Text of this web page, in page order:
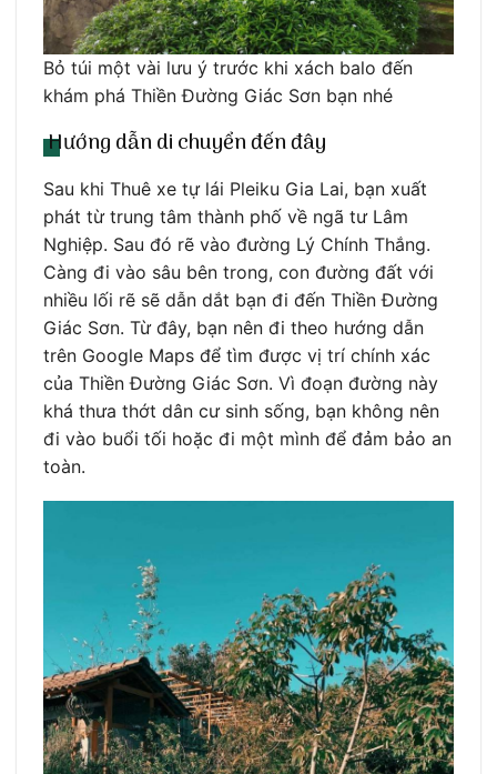
Bỏ túi một vài lưu ý trước khi xách balo đến
khám phá Thiền Đường Giác Sơn bạn nhé
Hướng dẫn di chuyển đến đây
Sau khi Thuê xe tự lái Pleiku Gia Lai, bạn xuất
phát từ trung tâm thành phố về ngã tư Lâm
Nghiệp. Sau đó rẽ vào đường Lý Chính Thắng.
Càng đi vào sâu bên trong, con đường đất với
nhiều lối rẽ sẽ dẫn dắt bạn đi đến Thiền Đường
Giác Sơn. Từ đây, bạn nên đi theo hướng dẫn
trên Google Maps để tìm được vị trí chính xác
của Thiền Đường Giác Sơn. Vì đoạn đường này
khá thưa thớt dân cư sinh sống, bạn không nên
đi vào buổi tối hoặc đi một mình để đảm bảo an
toàn.